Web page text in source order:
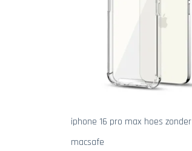
iphone 16 pro max hoes zonder
macsafe